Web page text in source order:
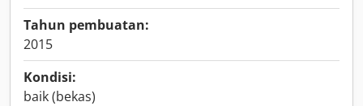
Tahun pembuatan:
2015
Kondisi:
baik (bekas)